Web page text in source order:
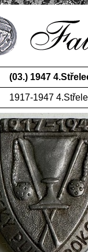
(03.) 1947
1917-1947